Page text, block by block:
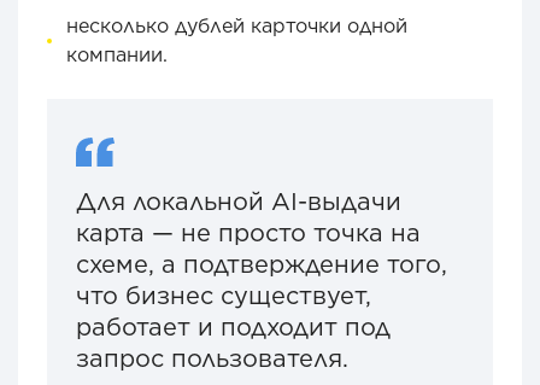
несколько дублей карточки одной
компании.
Для локальной AI-выдачи
карта — не просто точка на
схеме, а подтверждение того,
что бизнес существует,
работает и подходит под
запрос пользователя.